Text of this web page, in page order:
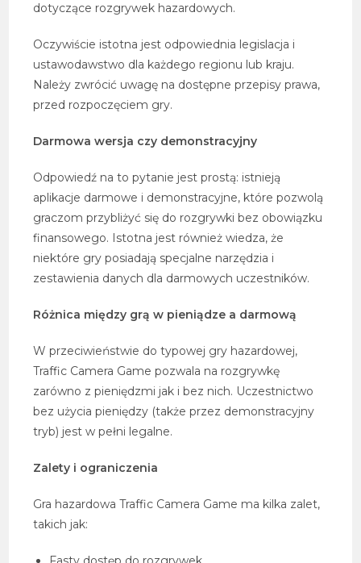
dotyczące rozgrywek hazardowych.
Oczywiście istotna jest odpowiednia legislacja i
ustawodawstwo dla każdego regionu lub kraju.
Należy zwrócić uwagę na dostępne przepisy prawa,
przed rozpoczęciem gry.
Darmowa wersja czy demonstracyjny
Odpowiedź na to pytanie jest prostą: istnieją
aplikacje darmowe i demonstracyjne, które pozwolą
graczom przybliżyć się do rozgrywki bez obowiązku
finansowego. Istotna jest również wiedza, że
niektóre gry posiadają specjalne narzędzia i
zestawienia danych dla darmowych uczestników.
Różnica między grą w pieniądze a darmową
W przeciwieństwie do typowej gry hazardowej,
Traffic Camera Game pozwala na rozgrywkę
zarówno z pieniędzmi jak i bez nich. Uczestnictwo
bez użycia pieniędzy (także przez demonstracyjny
tryb) jest w pełni legalne.
Zalety i ograniczenia
Gra hazardowa Traffic Camera Game ma kilka zalet,
takich jak: